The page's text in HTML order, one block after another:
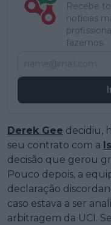
Recebe
notícias
fazemos.
Derek Gee decidiu,
seu contrato com a
decisão que gerou
Pouco depois, a
declaração
caso estava a ser
arbitragem da UCI.